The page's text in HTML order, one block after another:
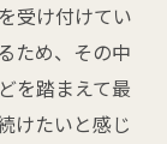
受け付けてい
ため、その中
を踏まえて最
けたいと感じ